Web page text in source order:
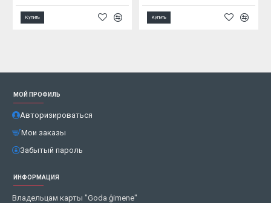
Купить Купить
МОЙ ПРОФИЛЬ
Авторизироваться
Мои заказы
Забытый пароль
ИНФОРМАЦИЯ
Владельцам карты "Goda ģimene"